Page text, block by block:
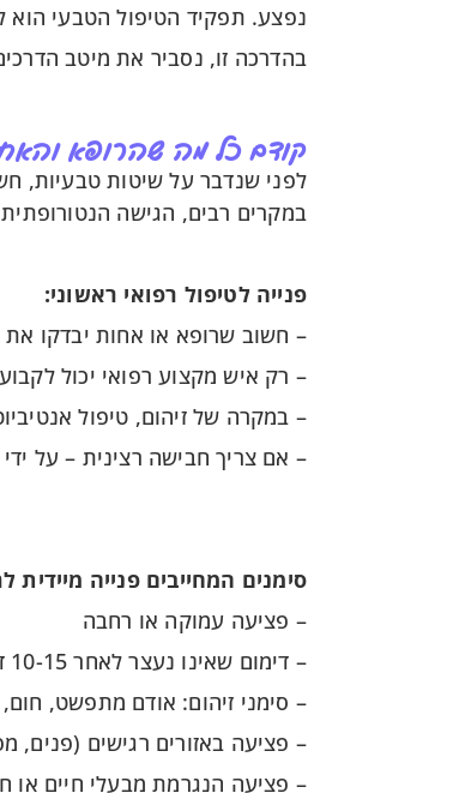
נפצע. תפקיד הטיפול הטבעי
בהדרכה זו, נסביר את מיטב
קודם כל מה שהרופא
לפני שנדבר על שיטות טבעיות,
במקרים רבים, הגישה
פנייה לטיפול רפואי ראשוני:
– חשוב שרופא או אחות יבדקו
– רק איש מקצוע רפואי יכול
– במקרה של זיהום, טיפול
– אם צריך חבישה רצינית – על
סימנים המחייבים פנייה מיידית
– פציעה עמוקה או רחבה
– דימום שאינו נעצר לאחר 10-15 דקות של לחץ ישיר
– סימני זיהום: אודם מתפשט,
– פציעה באזורים רגישים (פנים,
– פציעה הנגרמת מבעלי חיים או